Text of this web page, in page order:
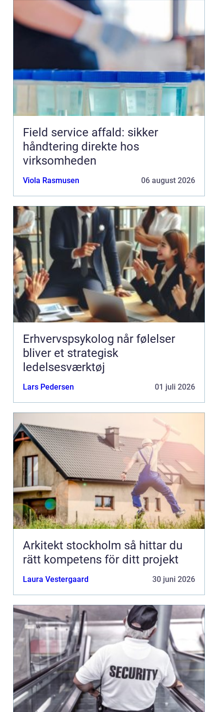
Field service affald: sikker
håndtering direkte hos
virksomheden
Viola Rasmusen 06 august 2026
Erhvervspsykolog når følelser
bliver et strategisk
ledelsesværktøj
Lars Pedersen 01 juli 2026
Arkitekt stockholm så hittar du
rätt kompetens för ditt projekt
Laura Vestergaard 30 juni 2026